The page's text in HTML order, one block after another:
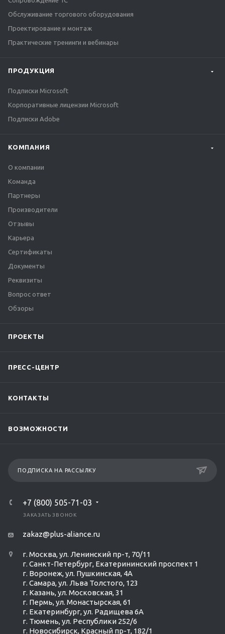
Обслуживание торгового оборудования
Проектирование и монтаж
Практические тренинги и вебинары
ПРОДУКЦИЯ
Подписки Microsoft
Корпоративные лицензии Microsoft
Подписки Adobe
КОМПАНИЯ
О компании
Команда
Партнеры
Производители
Отзывы
Карьера
Сертификаты
Документы
Реквизиты
Вопрос ответ
Обзоры
ПРОЕКТЫ
ПРЕСС-ЦЕНТР
КОНТАКТЫ
ВОЗМОЖНОСТИ
ПОДПИСКА НА РАССЫЛКУ
+7 (800) 505-71-03
ЗАКАЗАТЬ ЗВОНОК
zakaz@plus-aliance.ru
г. Москва, ул. Ленинский пр-т, 70/11
г. Санкт-Петербург, Екатерининский проспект 1
г. Воронеж, ул. Пушкинская, 4А
г. Самара, ул. Льва Толстого, 123
г. Казань, ул. Московская, 31
г. Пермь, ул. Монастырская, 61
г. Екатеринбург, ул. Радищева 6А
г. Тюмень, ул. Республики 252/6
г. Новосибирск, Красный пр-т, 182/1